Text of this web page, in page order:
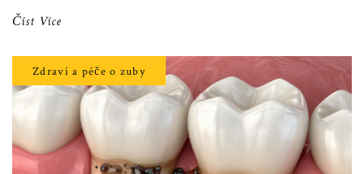
Číst Více
Zdraví a péče o zuby